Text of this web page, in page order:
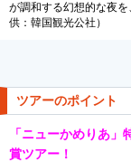
が調和する幻想的な夜
供：韓国観光公社）
ツアーのポイント
「ニューかめりあ
賞ツアー！